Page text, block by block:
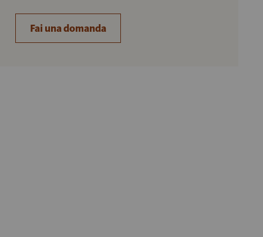
Fai una domanda